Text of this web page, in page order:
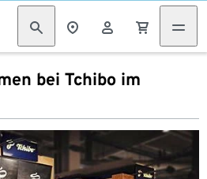
bei Tchibo im